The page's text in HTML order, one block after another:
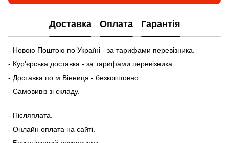
Доставка Оплата Гарантія
- Новою Поштою по Україні - за тарифами перевізника.
- Кур'єрська доставка - за тарифами перевізника.
- Доставка по м.Вінниця - безкоштовно.
- Самовивіз зі складу.
- Післяплата.
- Онлайн оплата на сайті.